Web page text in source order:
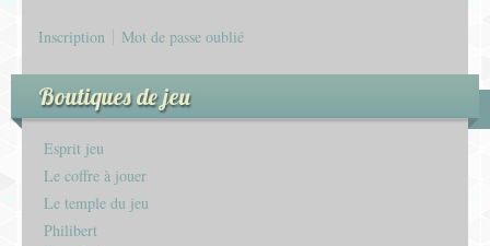
Inscription Mot de passe oublié
Boutiques de jeu
Esprit jeu
Le coffre à jouer
Le temple du jeu
Philibert